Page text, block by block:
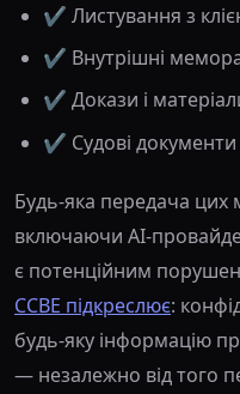
✔️ Листування з
✔️ Внутрішні
✔️ Докази і
✔️ Судові документи
Будь-яка передача цих
включаючи AI-
є потенційним
CCBE підкреслює:
будь-яку інформацію
— незалежно від того